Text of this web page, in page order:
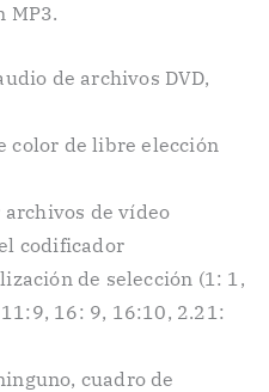
MP3.
de archivos DVD,
color de libre elección
de vídeo
codificador
de selección (1: 1,
16: 9, 16:10, 2.21:
cuadro de